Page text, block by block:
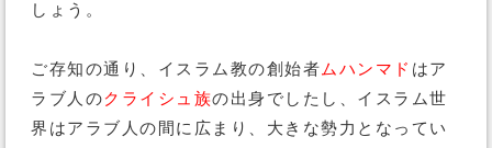
しょう。
ご存知の通り、イスラム教の創始者 ムハンマド はア
ラブ人のクライシュ族の出身でしたし、イスラム世
界はアラブ人の間に広まり、大きな勢力となってい